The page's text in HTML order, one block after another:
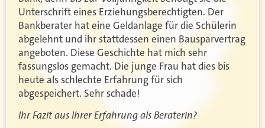
Unterschrift eines Erziehungsberechtigten. Der
Bankberater hat eine Geldanlage für die Schülerin
abgelehnt und ihr stattdessen einen Bausparvertrag
angeboten. Diese Geschichte hat mich sehr
fassungslos gemacht. Die junge Frau hat dies bis
heute als schlechte Erfahrung für sich
abgespeichert. Sehr schade!
Ihr Fazit aus Ihrer Erfahrung als Beraterin?